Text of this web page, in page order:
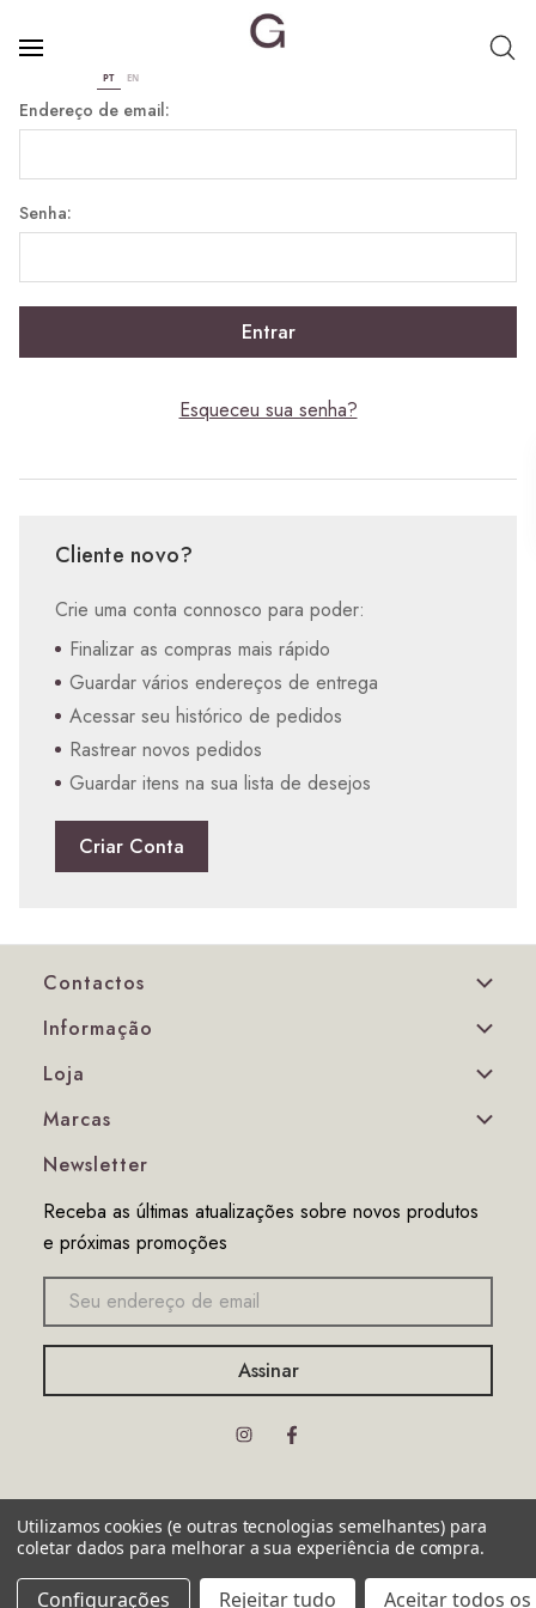
PT EN
Endereço de email:
Senha:
Esqueceu sua senha?
Cliente novo?
Crie uma conta connosco para poder:
Finalizar as compras mais rápido
Guardar vários endereços de entrega
Acessar seu histórico de pedidos
Rastrear novos pedidos
Guardar itens na sua lista de desejos
Criar Conta
Contactos
Informação
Loja
Marcas
Newsletter
Receba as últimas atualizações sobre novos produtos
e próximas promoções
Endereço
email
© 2026 Interior Guider. Todos os direitos reservados.
Utilizamos cookies (e outras tecnologias semelhantes) para
coletar dados para melhorar a sua experiência de compra.
Configurações Rejeitar tudo Aceitar todos